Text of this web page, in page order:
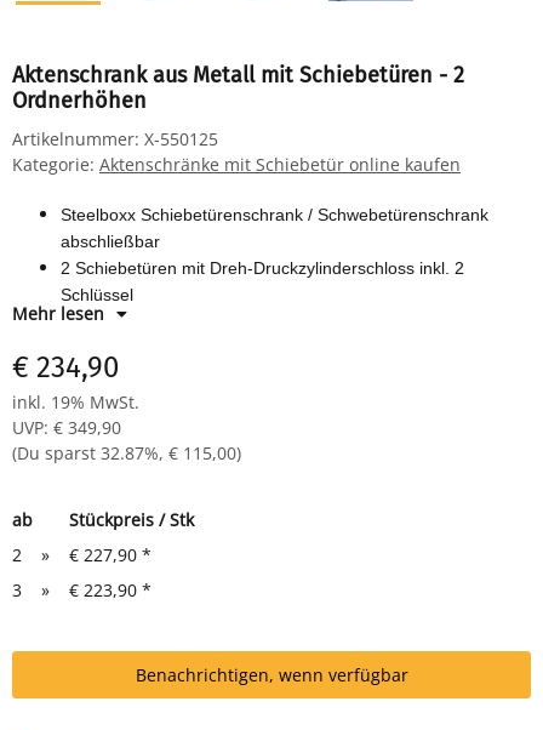
Aktenschrank aus Metall mit Schiebetüren - 2
Ordnerhöhen
Artikelnummer: X-550125
Kategorie: Aktenschränke mit Schiebetür online kaufen
Steelboxx Schiebetürenschrank / Schwebetürenschrank
abschließbar
2 Schiebetüren mit Dreh-Druckzylinderschloss inkl. 2
Schlüssel
1 Fachboden für 2 Ordnerhöhen
Farbe: RAL 7035 lichtgrau - pulverbeschichtet
Komplett verschweißter Korpus - sofort einsatzbereit
robust, langlebig, pflegeleicht
Mehr lesen
€ 234,90
inkl. 19% MwSt.
UVP: € 349,90
(Du sparst 32.87%, € 115,00)
ab
Stückpreis / Stk
2
» € 227,90 *
3
» € 223,90 *
Benachrichtigen, wenn verfügbar